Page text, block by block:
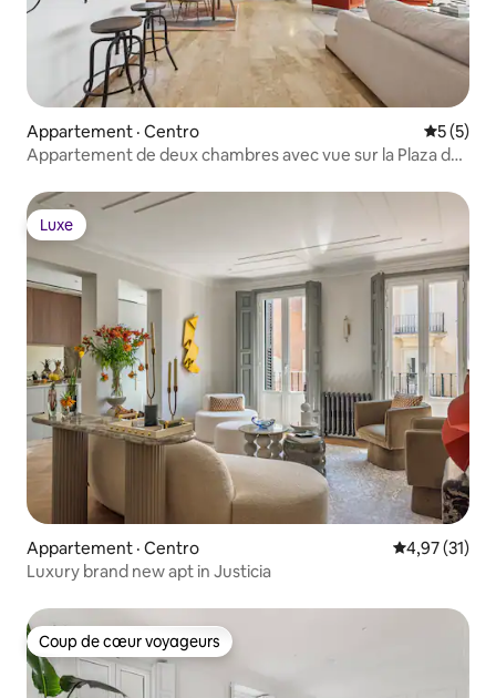
Appartement · Centro Note
5 (5)
Appartement de deux chambres avec vue sur la Plaza de
Luxe
Luxe
Appartement · Centro Note
4,97 (31)
Luxury brand new apt in Justicia
Coup de cœur voyageurs
Coup de cœur voyageurs